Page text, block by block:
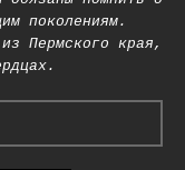
поколениям.
Пермского края,